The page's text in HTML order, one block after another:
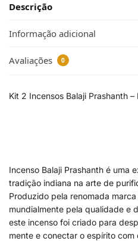
Descrição
Informação adicional
Avaliações 0
Kit 2 Incensos Balaji Prashanth
Incenso Balaji Prashanth é uma
tradição indiana na arte de
Produzido pela renomada
mundialmente pela qualidade e
este incenso foi criado para
mente e conectar o espírito